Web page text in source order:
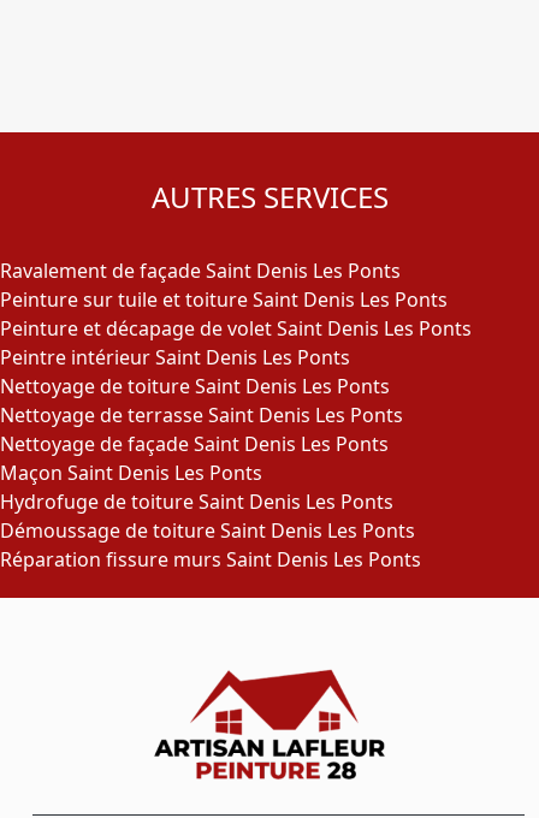
AUTRES SERVICES
Ravalement de façade Saint Denis Les Ponts
Peinture sur tuile et toiture Saint Denis Les Ponts
Peinture et décapage de volet Saint Denis Les Ponts
Peintre intérieur Saint Denis Les Ponts
Nettoyage de toiture Saint Denis Les Ponts
Nettoyage de terrasse Saint Denis Les Ponts
Nettoyage de façade Saint Denis Les Ponts
Maçon Saint Denis Les Ponts
Hydrofuge de toiture Saint Denis Les Ponts
Démoussage de toiture Saint Denis Les Ponts
Réparation fissure murs Saint Denis Les Ponts